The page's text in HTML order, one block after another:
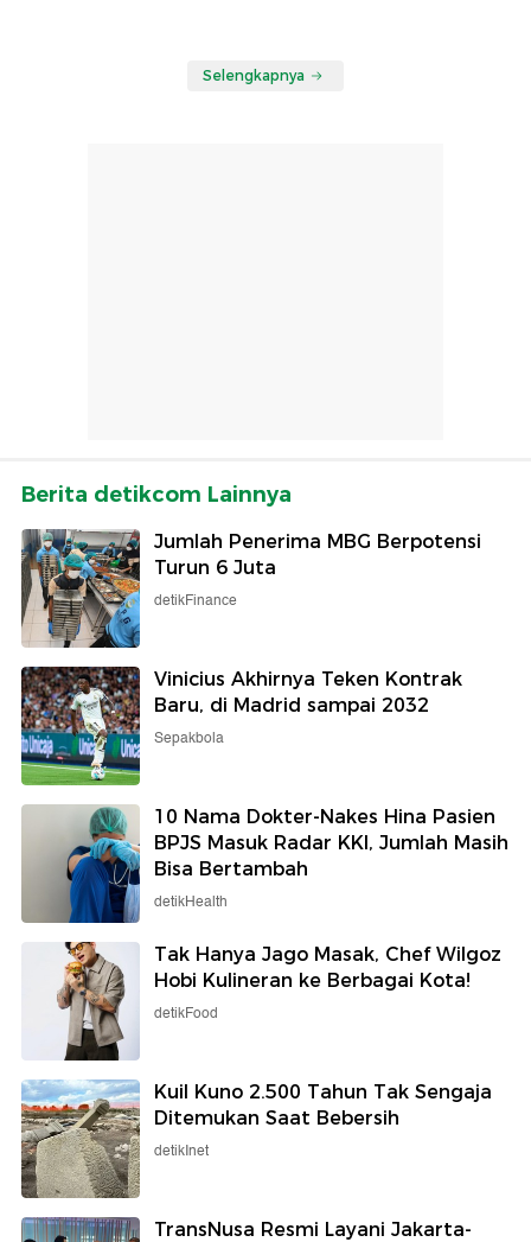
Selengkapnya
Berita detikcom Lainnya
Jumlah Penerima MBG Berpotensi
Turun 6 Juta
detikFinance
Vinicius Akhirnya Teken Kontrak
Baru, di Madrid sampai 2032
Sepakbola
10 Nama Dokter-Nakes Hina Pasien
BPJS Masuk Radar KKI, Jumlah Masih
Bisa Bertambah
detikHealth
Tak Hanya Jago Masak, Chef Wilgoz
Hobi Kulineran ke Berbagai Kota!
detikFood
Kuil Kuno 2.500 Tahun Tak Sengaja
Ditemukan Saat Bebersih
detikInet
TransNusa Resmi Layani Jakarta-